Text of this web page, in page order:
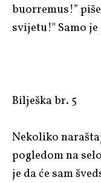
buorremus!”
svijetu!" Samo
Bilješka br. 5
Nekoliko
pogledom na
je da će sam